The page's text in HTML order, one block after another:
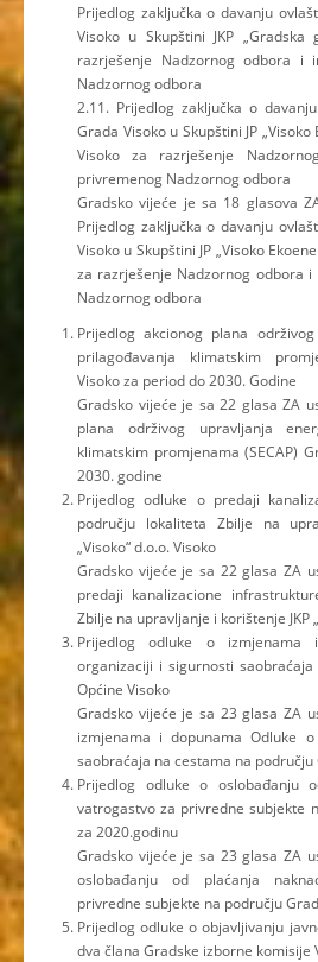
Prijedlog zaključka o davanju
Visoko u Skupštini JKP „Gradska
razrješenje Nadzornog odbora i
Nadzornog odbora
2.11. Prijedlog zaključka o
Grada Visoko u Skupštini JP
Visoko za razrješenje
privremenog Nadzornog odbora
Gradsko vijeće je sa 18 glasova
Prijedlog zaključka o davanju
Visoko u Skupštini JP „Visoko
za razrješenje Nadzornog odbora
Nadzornog odbora
Prijedlog akcionog plana
prilagođavanja klimatskim
Visoko za period do 2030. Godine
Gradsko vijeće je sa 22 glasa ZA
plana održivog upravljanja
klimatskim promjenama (SECAP)
2030. godine
Prijedlog odluke o predaji
području lokaliteta Zbilje na
„Visoko“ d.o.o. Visoko
Gradsko vijeće je sa 22 glasa ZA
predaji kanalizacione
Zbilje na upravljanje i korištenje JKP
Prijedlog odluke o izmjenama
organizaciji i sigurnosti
Općine Visoko
Gradsko vijeće je sa 23 glasa ZA
izmjenama i dopunama Odluke
saobraćaja na cestama na području
Prijedlog odluke o oslobađanju
vatrogastvo za privredne subjekte
za 2020.godinu
Gradsko vijeće je sa 23 glasa ZA
oslobađanju od plaćanja
privredne subjekte na području
Prijedlog odluke o objavljivanju
dva člana Gradske izborne komisije